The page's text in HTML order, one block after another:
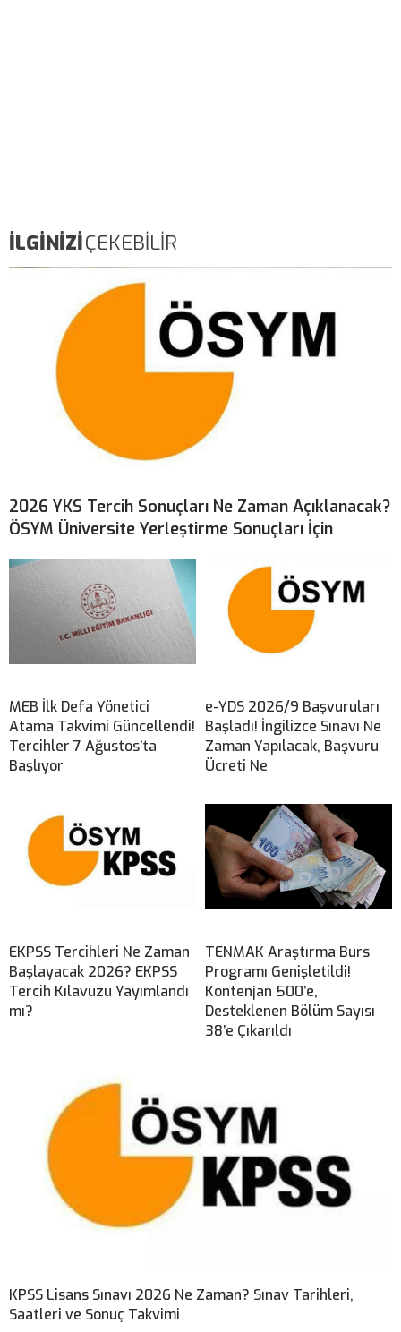
İLGİNİZİÇEKEBİLİR
2026 YKS Tercih Sonuçları Ne Zaman Açıklanacak?
ÖSYM Üniversite Yerleştirme Sonuçları İçin
MEB İlk Defa Yönetici
Atama Takvimi Güncellendi!
Tercihler 7 Ağustos’ta
Başlıyor
e-YDS 2026/9 Başvuruları
Başladı! İngilizce Sınavı Ne
Zaman Yapılacak, Başvuru
Ücreti Ne
EKPSS Tercihleri Ne Zaman
Başlayacak 2026? EKPSS
Tercih Kılavuzu Yayımlandı
mı?
TENMAK Araştırma Burs
Programı Genişletildi!
Kontenjan 500’e,
Desteklenen Bölüm Sayısı
38’e Çıkarıldı
KPSS Lisans Sınavı 2026 Ne Zaman? Sınav Tarihleri,
Saatleri ve Sonuç Takvimi